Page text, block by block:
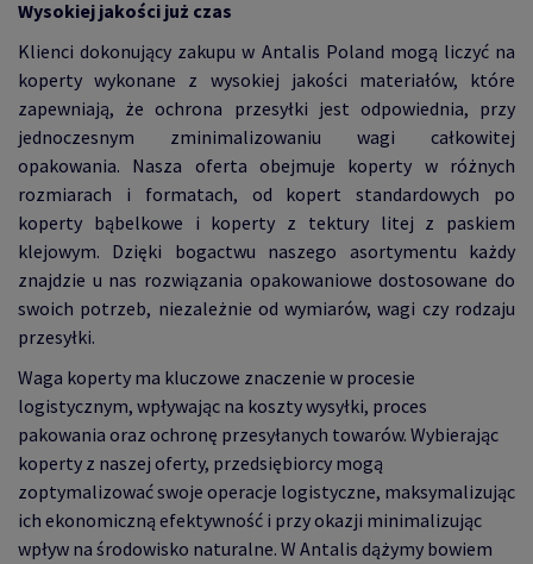
Wysokiej jakości już czas
Klienci dokonujący zakupu w Antalis Poland mogą liczyć na
koperty wykonane z wysokiej jakości materiałów, które
zapewniają, że ochrona przesyłki jest odpowiednia, przy
jednoczesnym zminimalizowaniu wagi całkowitej
opakowania. Nasza oferta obejmuje koperty w różnych
rozmiarach i formatach, od kopert standardowych po
koperty bąbelkowe i koperty z tektury litej z paskiem
klejowym. Dzięki bogactwu naszego asortymentu każdy
znajdzie u nas rozwiązania opakowaniowe dostosowane do
swoich potrzeb, niezależnie od wymiarów, wagi czy rodzaju
przesyłki.
Waga koperty ma kluczowe znaczenie w procesie
logistycznym, wpływając na koszty wysyłki, proces
pakowania oraz ochronę przesyłanych towarów. Wybierając
koperty z naszej oferty, przedsiębiorcy mogą
zoptymalizować swoje operacje logistyczne, maksymalizując
ich ekonomiczną efektywność i przy okazji minimalizując
wpływ na środowisko naturalne. W Antalis dążymy bowiem